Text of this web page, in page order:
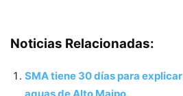
Noticias Relacionadas:
SMA tiene 30 días para